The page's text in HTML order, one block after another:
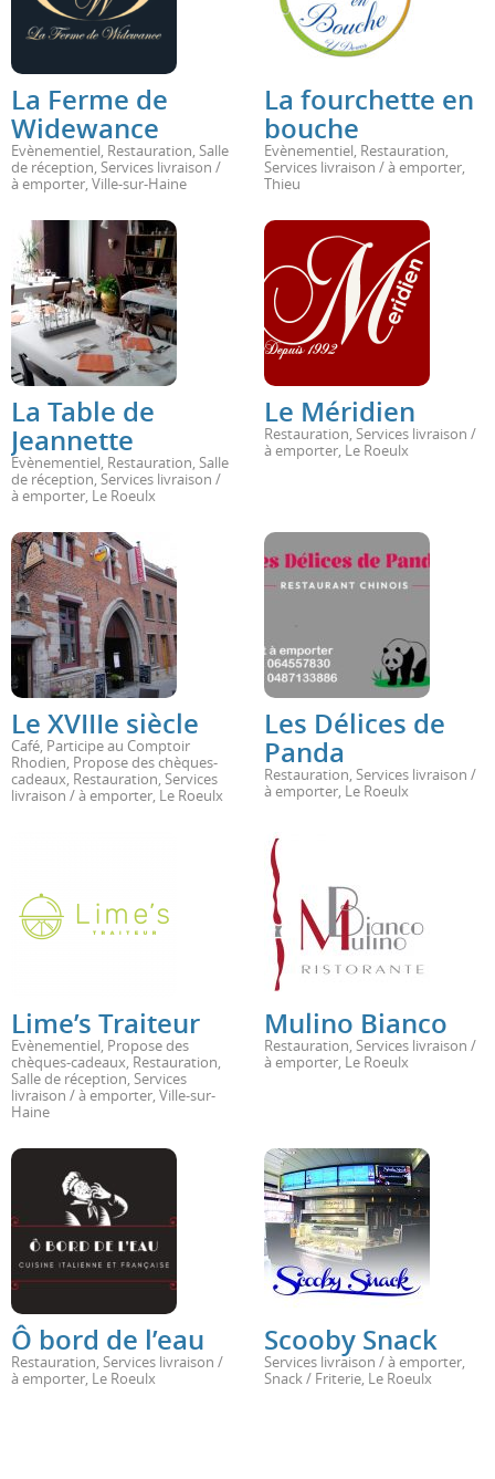
La Ferme de
Widewance
Evènementiel, Restauration, Salle
de réception, Services livraison /
à emporter, Ville-sur-Haine
La fourchette en
bouche
Evènementiel, Restauration,
Services livraison / à emporter,
Thieu
La Table de
Jeannette
Evènementiel, Restauration, Salle
de réception, Services livraison /
à emporter, Le Roeulx
Le Méridien
Restauration, Services livraison /
à emporter, Le Roeulx
Le XVIIIe siècle
Café, Participe au Comptoir
Rhodien, Propose des chèques-
cadeaux, Restauration, Services
livraison / à emporter, Le Roeulx
Les Délices de
Panda
Restauration, Services livraison /
à emporter, Le Roeulx
Lime’s Traiteur
Evènementiel, Propose des
chèques-cadeaux, Restauration,
Salle de réception, Services
livraison / à emporter, Ville-sur-
Haine
Mulino Bianco
Restauration, Services livraison /
à emporter, Le Roeulx
Ô bord de l’eau
Restauration, Services livraison /
à emporter, Le Roeulx
Scooby Snack
Services livraison / à emporter,
Snack / Friterie, Le Roeulx